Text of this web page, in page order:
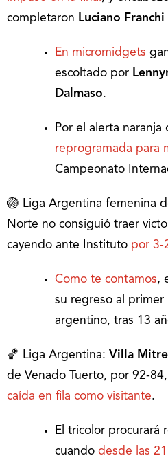
completaron Luciano Franchi
En micromidgets
escoltado por
Dalmaso.
Por el alerta
reprogramada para
Campeonato
🏐 Liga Argentina femenina
Norte no consiguió traer
cayendo ante Instituto por 3-
Como te contamos,
su regreso al primer
argentino, tras 13
🏀 Liga Argentina: Villa Mitre
de Venado Tuerto, por 92-
caída en fila como visitante.
El tricolor procurará
cuando desde las